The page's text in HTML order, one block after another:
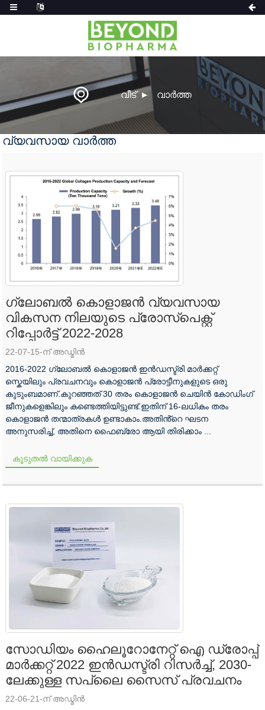
വീട് വാർത്ത
വ്യവസായ വാർത്ത
ഗ്ലോബൽ കൊളാജൻ വ്യവസായ
വികസന നിലയുടെ പ്രോസ്പെക്റ്റ്
റിപ്പോർട്ട് 2022-2028
22-07-15-ന് അഡ്മിൻ
2016-2022 ഗ്ലോബൽ കൊളാജൻ ഇൻഡസ്ട്രി മാർക്കറ്റ്
സ്കെയിലും പ്രവചനവും കൊളാജൻ പ്രോട്ടീനുകളുടെ ഒരു
കുടുംബമാണ്.കുറഞ്ഞത് 30 തരം കൊളാജൻ ചെയിൻ കോഡിംഗ്
ജീനുകളെങ്കിലും കണ്ടെത്തിയിട്ടുണ്ട്.ഇതിന് 16-ലധികം തരം
കൊളാജൻ തന്മാത്രകൾ ഉണ്ടാകാം.അതിൻ്റെ ഘടന
അനുസരിച്ച്, അതിനെ ഫൈബ്രോ ആയി തിരിക്കാം ...
കൂടുതൽ വായിക്കുക
സോഡിയം ഹൈലൂറോനേറ്റ് ഐ ഡ്രോപ്പ്
മാർക്കറ്റ് 2022 ഇൻഡസ്ട്രി റിസർച്ച്, 2030-
ലേക്കുള്ള സപ്ലൈ സൈസ് പ്രവചനം
22-06-21-ന് അഡ്മിൻ